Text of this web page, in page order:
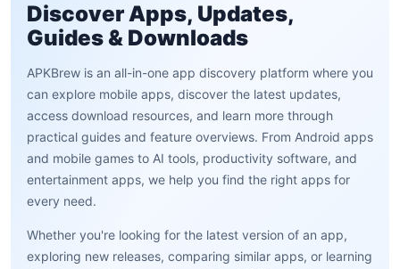
Discover Apps, Updates,
Guides & Downloads
APKBrew is an all-in-one app discovery platform where you
can explore mobile apps, discover the latest updates,
access download resources, and learn more through
practical guides and feature overviews. From Android apps
and mobile games to AI tools, productivity software, and
entertainment apps, we help you find the right apps for
every need.
Whether you're looking for the latest version of an app,
exploring new releases, comparing similar apps, or learning